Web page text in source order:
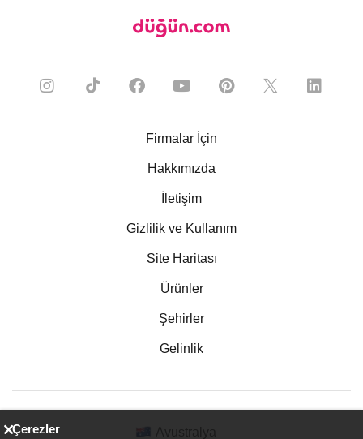
Firmalar İçin
Hakkımızda
İletişim
Gizlilik ve Kullanım
Site Haritası
Ürünler
Şehirler
Gelinlik
Çerezler